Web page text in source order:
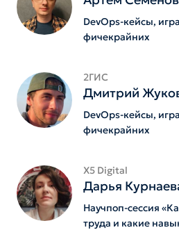
DevOps-кейсы,
фичекрайних
2ГИС
Дмитрий
DevOps-кейсы,
фичекрайних
Х5 Digital
Дарья
Научпоп-сессия
труда и какие